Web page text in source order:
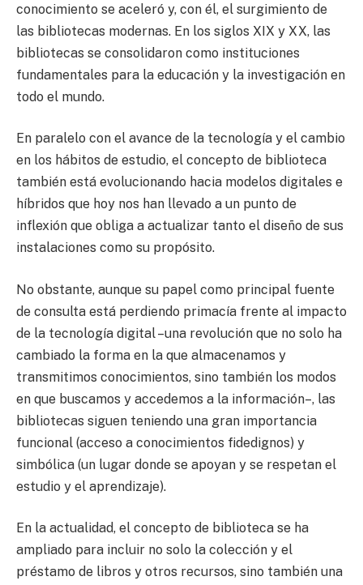
conocimiento se aceleró y, con él, el surgimiento de
las bibliotecas modernas. En los siglos XIX y XX, las
bibliotecas se consolidaron como instituciones
fundamentales para la educación y la investigación en
todo el mundo.
En paralelo con el avance de la tecnología y el cambio
en los hábitos de estudio, el concepto de biblioteca
también está evolucionando hacia modelos digitales e
híbridos que hoy nos han llevado a un punto de
inflexión que obliga a actualizar tanto el diseño de sus
instalaciones como su propósito.
No obstante, aunque su papel como principal fuente
de consulta está perdiendo primacía frente al impacto
de la tecnología digital –una revolución que no solo ha
cambiado la forma en la que almacenamos y
transmitimos conocimientos, sino también los modos
en que buscamos y accedemos a la información–, las
bibliotecas siguen teniendo una gran importancia
funcional (acceso a conocimientos fidedignos) y
simbólica (un lugar donde se apoyan y se respetan el
estudio y el aprendizaje).
En la actualidad, el concepto de biblioteca se ha
ampliado para incluir no solo la colección y el
préstamo de libros y otros recursos, sino también una